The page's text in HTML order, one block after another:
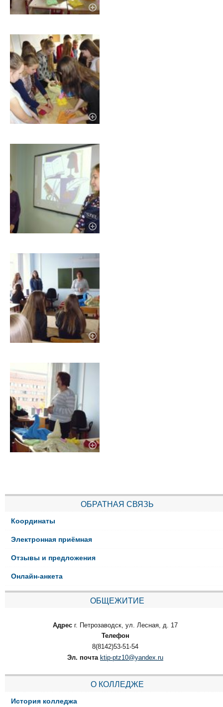
ОБРАТНАЯ СВЯЗЬ
Координаты
Электронная приёмная
Отзывы и предложения
Онлайн-анкета
ОБЩЕЖИТИЕ
Адрес г. Петрозаводск, ул. Лесная, д. 17
Телефон
8(8142)53-51-54
Эл. почта ktip-ptz10@yandex.ru
О КОЛЛЕДЖЕ
История колледжа